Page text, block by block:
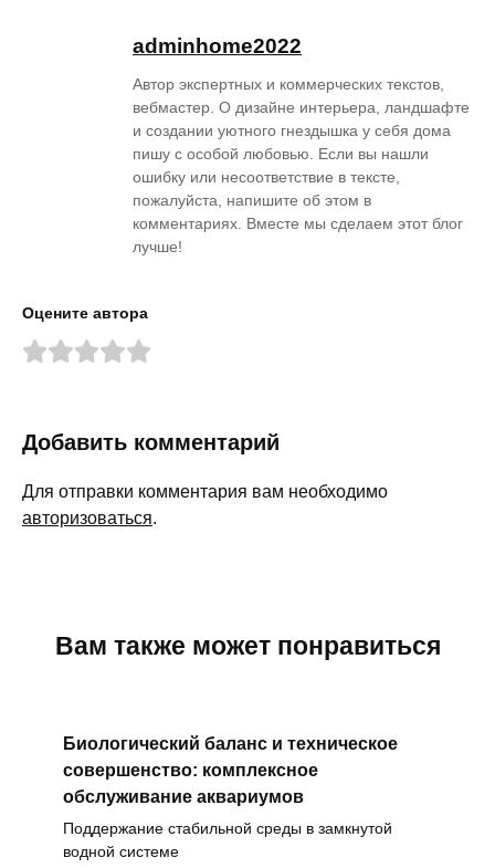
adminhome2022
Автор экспертных и коммерческих текстов,
вебмастер. О дизайне интерьера, ландшафте
и создании уютного гнездышка у себя дома
пишу с особой любовью. Если вы нашли
ошибку или несоответствие в тексте,
пожалуйста, напишите об этом в
комментариях. Вместе мы сделаем этот блог
лучше!
Оцените автора
Добавить комментарий
Для отправки комментария вам необходимо
авторизоваться.
Вам также может понравиться
Биологический баланс и техническое
совершенство: комплексное
обслуживание аквариумов
Поддержание стабильной среды в замкнутой
водной системе